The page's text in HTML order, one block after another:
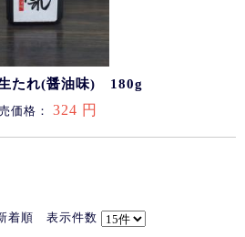
たれ(醤油味) 180g
価格： 324 円
着順 表示件数